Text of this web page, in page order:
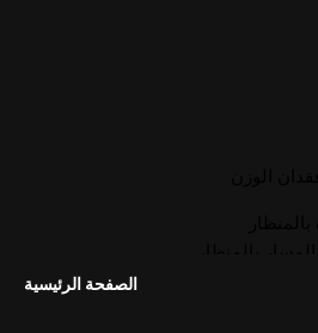
الصفحة الرئيسية